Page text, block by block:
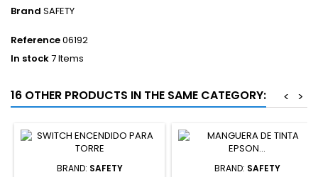
Brand SAFETY
Reference06192
In stock7 Items
16 OTHER PRODUCTS IN THE SAME CATEGORY: >
<
BRAND: SAFETY BRAND: SAFETY